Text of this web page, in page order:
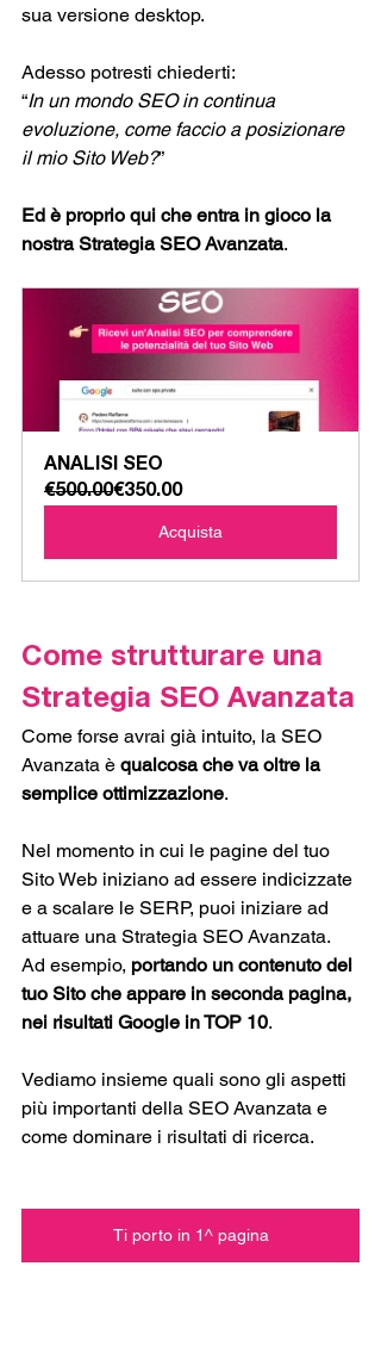
sua versione desktop.
Adesso potresti chiederti:
“In un mondo SEO in continua
evoluzione, come faccio a posizionare
il mio Sito Web?”
Ed è proprio qui che entra in gioco la
nostra Strategia SEO Avanzata.
ANALISI SEO
€500.00€350.00
Acquista
Come strutturare una
Strategia SEO Avanzata
Come forse avrai già intuito, la SEO
Avanzata è qualcosa che va oltre la
semplice ottimizzazione.
Nel momento in cui le pagine del tuo
Sito Web iniziano ad essere indicizzate
e a scalare le SERP, puoi iniziare ad
attuare una Strategia SEO Avanzata.
Ad esempio, portando un contenuto del
tuo Sito che appare in seconda pagina,
nei risultati Google in TOP 10.
Vediamo insieme quali sono gli aspetti
più importanti della SEO Avanzata e
come dominare i risultati di ricerca.
Ti porto in 1^ pagina